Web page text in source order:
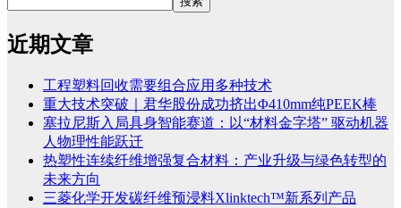
近期文章
工程塑料回收需要组合应用多种技术
重大技术突破｜君华股份成功挤出Φ410mm纯PEEK棒
塞拉尼斯入局具身智能赛道：以“材料金字塔” 驱动机器
人物理性能跃迁
热塑性连续纤维增强复合材料：产业升级与绿色转型的
未来方向
三菱化学开发碳纤维预浸料Xlinktech™新系列产品